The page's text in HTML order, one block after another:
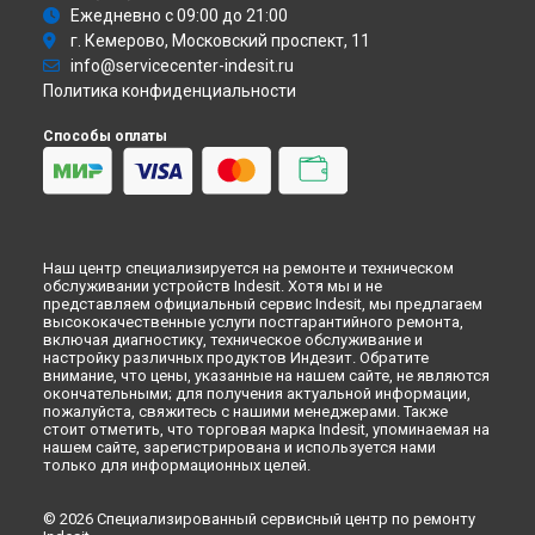
Ремонт холодильника NUS 16.1 A NF H Indesit в
Новокузнецке
Ремонт холодильника NUS 16.1 A NF H Indesit в
Ремонт холодильника NUS 16.1 A NF H Indesit в
Набережных Челнах
Ремонт холодильника NUS 16.1 A NF H Indesit в
Ежедневно с 09:00 до 21:00
г. Кемерово, Московский проспект, 11
info@servicecenter-indesit.ru
Политика конфиденциальности
Способы оплаты
Наш центр специализируется на ремонте и техническом
обслуживании устройств Indesit. Хотя мы и не
представляем официальный сервис Indesit, мы предлагаем
высококачественные услуги постгарантийного ремонта,
включая диагностику, техническое обслуживание и
настройку различных продуктов Индезит. Обратите
внимание, что цены, указанные на нашем сайте, не являются
окончательными; для получения актуальной информации,
пожалуйста, свяжитесь с нашими менеджерами. Также
стоит отметить, что торговая марка Indesit, упоминаемая на
нашем сайте, зарегистрирована и используется нами
только для информационных целей.
© 2026 Специализированный сервисный центр по ремонту